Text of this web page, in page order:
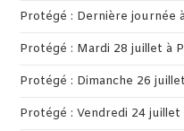
Protégé : Dernière journée
Protégé : Mardi 28 juillet à
Protégé : Dimanche 26
Protégé : Vendredi 24